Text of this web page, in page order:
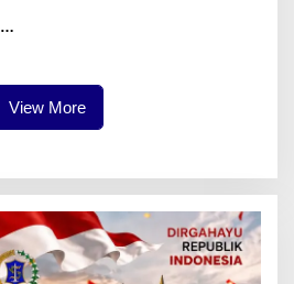
View More